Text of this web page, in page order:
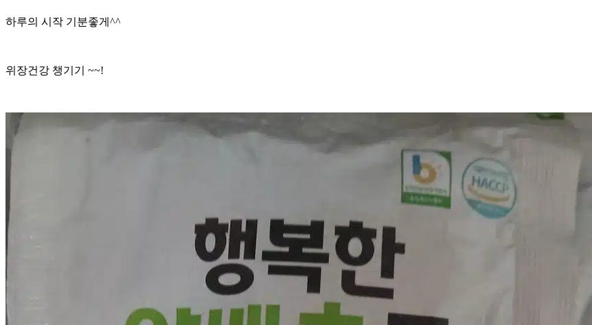
하루의 시작 기분좋게^^
위장건강 챙기기 ~~!